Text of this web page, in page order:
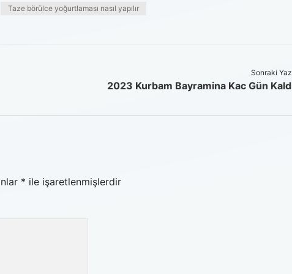
Taze börülce yoğurtlaması nasıl yapılır
Sonraki
2023 Kurbam Bayramina Kac Gün
* ile işaretlenmişlerdir